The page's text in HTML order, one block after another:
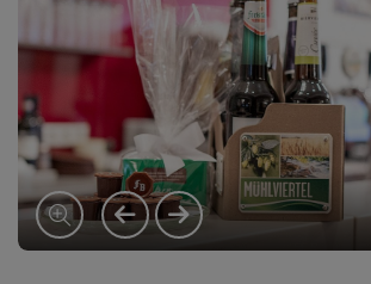
vorheriges Element
nächstes Element